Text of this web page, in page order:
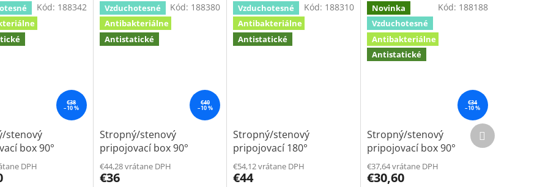
€38
–10 %
stenový
box 90°
na ventil
DPH
Kód: 188342
Vzduchotesné
Antibakteriálne
Antistatické
€40
–10 %
Stropný/stenový
pripojovací box 90°
DN90mm na ventil
125mm
€44,28 vrátane DPH
€36
Kód: 188380
Vzduchotesné
Antibakteriálne
Antistatické
Stropný/stenový
pripojovací 180°
50x100mm na tanierový
ventil 125mm AE35sc
€54,12 vrátane DPH
€44
Kód: 188310
Novinka
Vzduchotesné
Antibakteriálne
Antistatické
€34
–10 %
Stropný/stenový
pripojovací box 90°
1xDN90mm na ventil
125mm
€37,64 vrátane DPH
€30,60
Kód: 188188
Ďalší
produkt